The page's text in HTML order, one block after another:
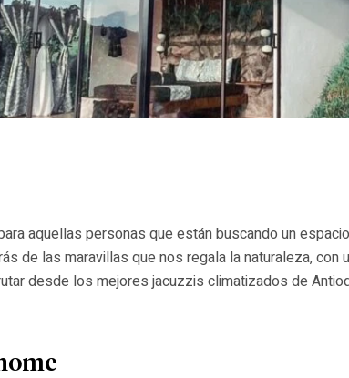
aquellas personas que están buscando un
de las maravillas que nos regala la naturaleza, con
desde los mejores jacuzzis climatizados de